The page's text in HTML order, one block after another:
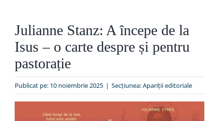
Organizare
Liturgic
Special
Julianne Stanz: A începe de la
Isus – o carte despre și pentru
pastorație
Publicat pe: 10 noiembrie 2025 | Secțiunea:Apariții editoriale